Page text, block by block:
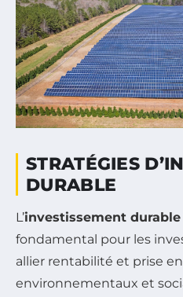
STRATÉGIES
DURABLE
L’investissement durable
fondamental pour les
allier rentabilité et prise
environnementaux et